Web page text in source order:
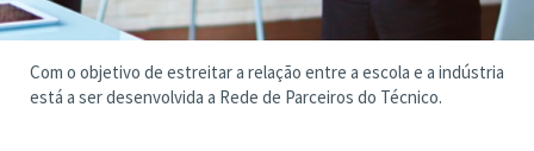
Com o objetivo de estreitar a relação entre a escola e a indústria
está a ser desenvolvida a Rede de Parceiros do Técnico.